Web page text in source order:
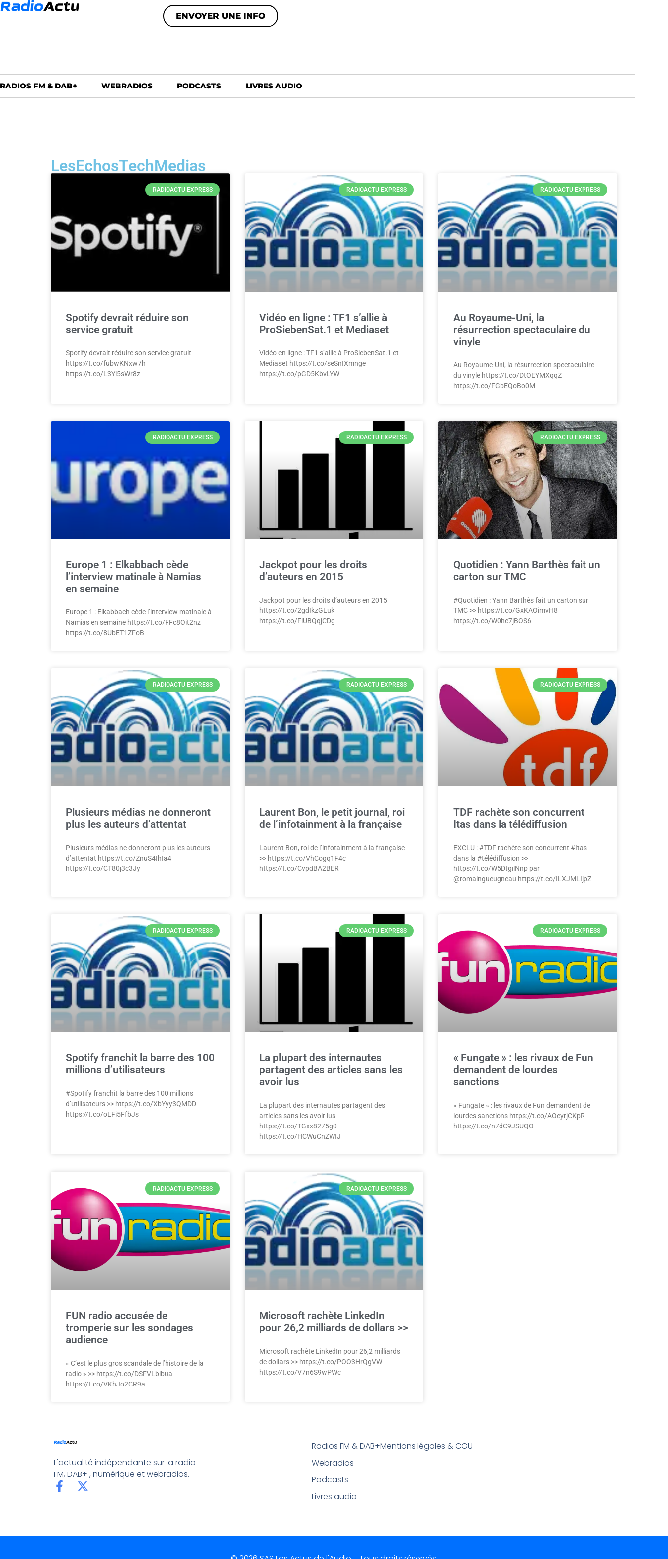
ENVOYER UNE INFO
RADIOS FM & DAB+ WEBRADIOS PODCASTS LIVRES AUDIO
LesEchosTechMedias
RADIOACTU EXPRESS
Spotify devrait réduire son
service gratuit
Spotify devrait réduire son service gratuit
https://t.co/fubwKNxw7h
https://t.co/L3Yl5sWr8z
RADIOACTU EXPRESS
Vidéo en ligne : TF1 s’allie à
ProSiebenSat.1 et Mediaset
Vidéo en ligne : TF1 s’allie à ProSiebenSat.1 et
Mediaset https://t.co/seSnIXmnge
https://t.co/pGD5KbvLYW
RADIOACTU EXPRESS
Au Royaume-Uni, la
résurrection spectaculaire du
vinyle
Au Royaume-Uni, la résurrection spectaculaire
du vinyle https://t.co/DtOEYMXqqZ
https://t.co/FGbEQoBo0M
RADIOACTU EXPRESS
Europe 1 : Elkabbach cède
l’interview matinale à Namias
en semaine
Europe 1 : Elkabbach cède l’interview matinale à
Namias en semaine https://t.co/FFc8Oit2nz
https://t.co/8UbET1ZFoB
RADIOACTU EXPRESS
Jackpot pour les droits
d’auteurs en 2015
Jackpot pour les droits d’auteurs en 2015
https://t.co/2gdIkzGLuk
https://t.co/FiUBQqjCDg
RADIOACTU EXPRESS
Quotidien : Yann Barthès fait un
carton sur TMC
#Quotidien : Yann Barthès fait un carton sur
TMC >> https://t.co/GxKAOimvH8
https://t.co/W0hc7jBOS6
RADIOACTU EXPRESS
Plusieurs médias ne donneront
plus les auteurs d’attentat
Plusieurs médias ne donneront plus les auteurs
d’attentat https://t.co/ZnuS4IhIa4
https://t.co/CT80j3c3Jy
RADIOACTU EXPRESS
Laurent Bon, le petit journal, roi
de l’infotainment à la française
Laurent Bon, roi de l’infotainment à la française
>> https://t.co/VhCogq1F4c
https://t.co/CvpdBA2BER
RADIOACTU EXPRESS
TDF rachète son concurrent
Itas dans la télédiffusion
EXCLU : #TDF rachète son concurrent #Itas
dans la #télédiffusion >>
https://t.co/W5DtgilNnp par
@romaingueugneau https://t.co/ILXJMLIjpZ
RADIOACTU EXPRESS
Spotify franchit la barre des 100
millions d’utilisateurs
#Spotify franchit la barre des 100 millions
d’utilisateurs >> https://t.co/XbYyy3QMDD
https://t.co/oLFi5FfbJs
RADIOACTU EXPRESS
La plupart des internautes
partagent des articles sans les
avoir lus
La plupart des internautes partagent des
articles sans les avoir lus
https://t.co/TGxx8275g0
https://t.co/HCWuCnZWIJ
RADIOACTU EXPRESS
« Fungate » : les rivaux de Fun
demandent de lourdes
sanctions
« Fungate » : les rivaux de Fun demandent de
lourdes sanctions https://t.co/AOeyrjCKpR
https://t.co/n7dC9JSUQO
RADIOACTU EXPRESS
FUN radio accusée de
tromperie sur les sondages
audience
« C’est le plus gros scandale de l’histoire de la
radio » >> https://t.co/DSFVLbibua
https://t.co/VKhJo2CR9a
RADIOACTU EXPRESS
Microsoft rachète LinkedIn
pour 26,2 milliards de dollars >>
Microsoft rachète LinkedIn pour 26,2 milliards
de dollars >> https://t.co/POO3HrQgVW
https://t.co/V7n6S9wPWc
L'actualité indépendante sur la radio
FM, DAB+ , numérique et webradios.
Radios FM & DAB+
Webradios
Podcasts
Livres audio
Mentions légales & CGU